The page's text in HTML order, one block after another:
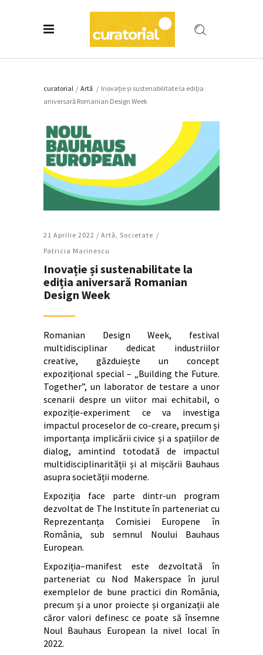
curatorial / Artǎ / Inovație și sustenabilitate la ediția
aniversară Romanian Design Week
21 Aprilie 2022 / Artǎ Societate
Patricia Marinescu
Inovație și sustenabilitate la
ediția aniversară Romanian
Design Week
Romanian Design Week, festival
multidisciplinar dedicat industriilor
creative, găzduiește un concept
expozițional special – „Building the Future.
Together”, un laborator de testare a unor
scenarii despre un viitor mai echitabil, o
expoziție-experiment ce va investiga
impactul proceselor de co-creare, precum și
importanța implicării civice și a spațiilor de
dialog, amintind totodată de impactul
multidisciplinarității și al mișcării Bauhaus
asupra societății moderne.
Expoziția face parte dintr-un program
dezvoltat de The Institute în parteneriat cu
Reprezentanța Comisiei Europene în
România, sub semnul Noului Bauhaus
European.
Expoziția–manifest este dezvoltată în
parteneriat cu Nod Makerspace în jurul
exemplelor de bune practici din România,
precum și a unor proiecte și organizații ale
căror valori definesc ce poate să însemne
Noul Bauhaus European la nivel local în
2022.